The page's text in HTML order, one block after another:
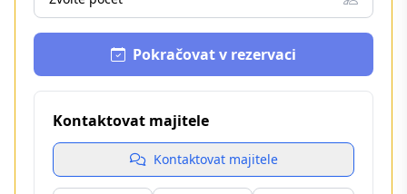
Pokračovat v rezervaci
Kontaktovat majitele
Kontaktovat majitele